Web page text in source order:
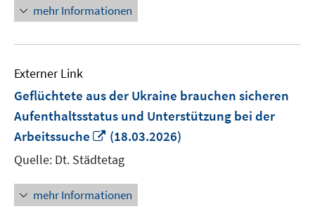
mehr Informationen
Externer Link
Geflüchtete aus der Ukraine brauchen sicheren
Aufenthaltsstatus und Unterstützung bei der
Arbeitssuche
In
Fenster
öffnen
(18.03.2026)
Quelle: Dt. Städtetag
mehr Informationen